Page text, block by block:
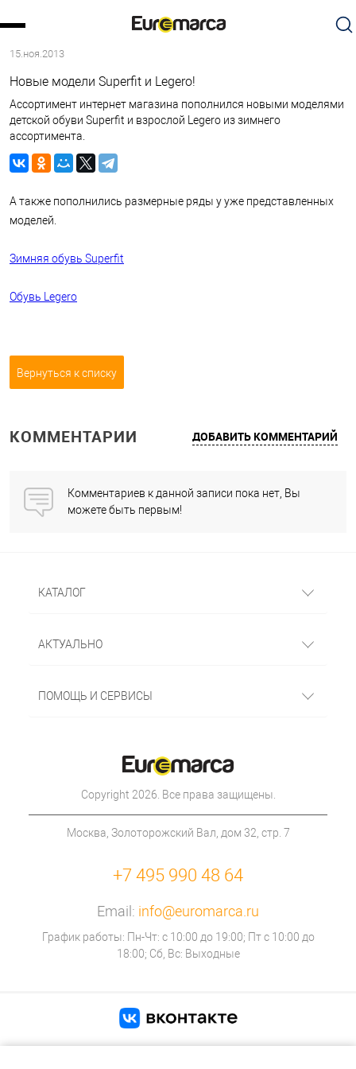
15.ноя.2013
Новые модели Superfit и Legero!
Ассортимент интернет магазина пополнился новыми моделями
детской обуви Superfit и взрослой Legero из зимнего
ассортимента.
А также пополнились размерные ряды у уже представленных
моделей.
Зимняя обувь Superfit
Обувь Legero
Вернуться к списку
КОММЕНТАРИИ ДОБАВИТЬ КОММЕНТАРИЙ
Комментариев к данной записи пока нет, Вы
можете быть первым!
КАТАЛОГ
АКТУАЛЬНО
ПОМОЩЬ И СЕРВИСЫ
Copyright 2026. Все права защищены.
Москва, Золоторожский Вал, дом 32, стр. 7
+7 495 990 48 64
Email: info@euromarca.ru
График работы: Пн-Чт: с 10:00 до 19:00; Пт с 10:00 до
18:00; Сб, Вс: Выходные